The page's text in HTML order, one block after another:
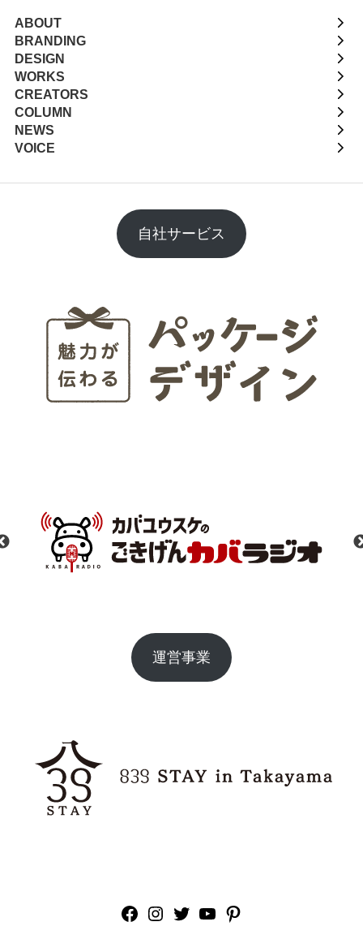
ABOUT
BRANDING
DESIGN
WORKS
CREATORS
COLUMN
NEWS
VOICE
自社サービス
運営事業
Facebook
Instagram
Twitter
YouTube
Pinterest